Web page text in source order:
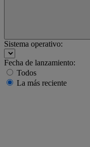
Sistema operativo:
Fecha de lanzamiento:
Todos
La más reciente